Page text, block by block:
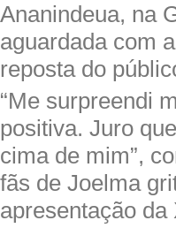
Ananindeua, na
aguardada com
reposta do
“Me surpreendi
positiva. Juro
cima de mim”,
fãs de Joelma
apresentação da